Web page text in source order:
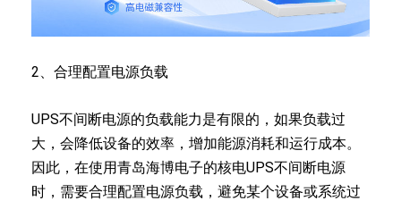
2、合理配置电源负载
UPS不间断电源的负载能力是有限的，如果负载过
大，会降低设备的效率，增加能源消耗和运行成本。
因此，在使用青岛海博电子的核电UPS不间断电源
时，需要合理配置电源负载，避免某个设备或系统过